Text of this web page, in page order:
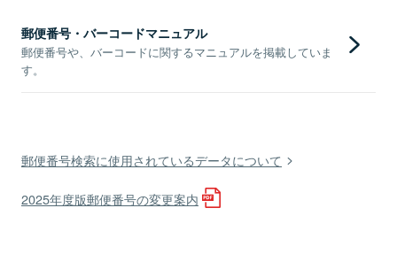
郵便番号・バーコードマニュアル
郵便番号や、バーコードに関するマニュアルを掲載していま
す。
郵便番号検索に使用されているデータについて
2025年度版郵便番号の変更案内